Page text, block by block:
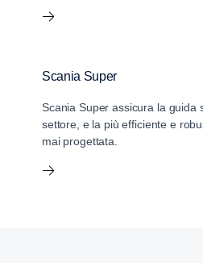
Scania Super
Scania Super assicura la guida
settore, e la più efficiente e
mai progettata.